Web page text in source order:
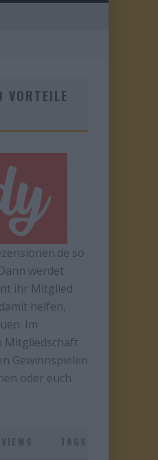
VORTEILE
so
werdet
ihr Mitglied
helfen,
Im
Mitgliedschaft
Gewinnspielen
oder euch